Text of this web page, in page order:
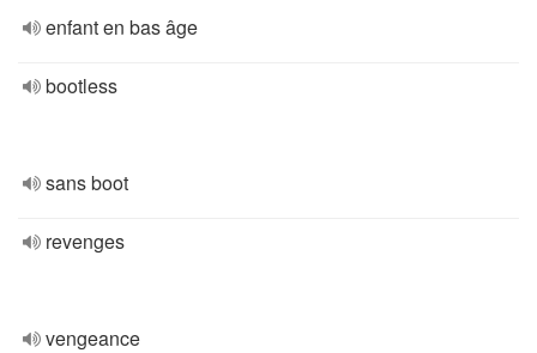
enfant en bas âge
bootless
sans boot
revenges
vengeance